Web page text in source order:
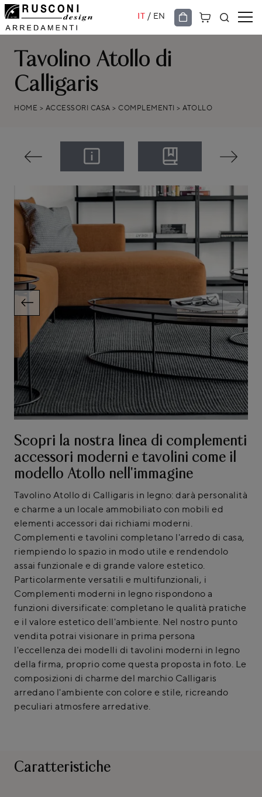
IT / EN
Tavolino Atollo di
Calligaris
HOME > ACCESSORI CASA > COMPLEMENTI > ATOLLO
Scopri la nostra linea di complementi
accessori moderni e tavolini come il
modello Atollo nell'immagine
Tavolino Atollo di Calligaris in legno: darà personalità
e charme a un locale ammobiliato con mobili ed
elementi accessori dai richiami moderni.
Complementi e tavolini completano l'arredo di casa,
riempiendo lo spazio in modo utile e rendendolo
assai funzionale e di grande valore estetico.
Particolarmente versatili e multifunzionali, i
Complementi moderni in legno rispondono a
funzioni diversificate: completano le qualità pratiche
e il valore estetico dell'ambiente. Nel nostro punto
vendita potrai visionare in prima persona
l'eccellenza dei modelli di tavolini moderni in legno
della firma, proprio come questa proposta in foto. Le
composizioni di charme del marchio Calligaris
arredano l'ambiente con colore e stile, ricreando
peculiari atmosfere arredative.
Caratteristiche